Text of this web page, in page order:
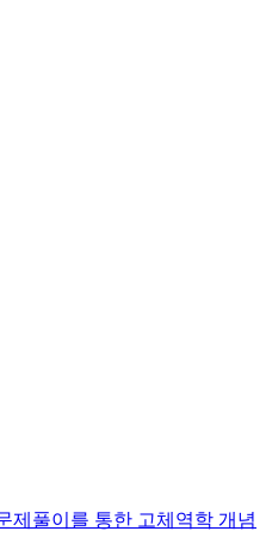
제풀이를 통한 고체역학 개념